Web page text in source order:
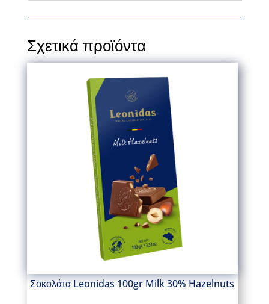
Σχετικά προϊόντα
Σοκολάτα Leonidas 100gr Milk 30% Hazelnuts